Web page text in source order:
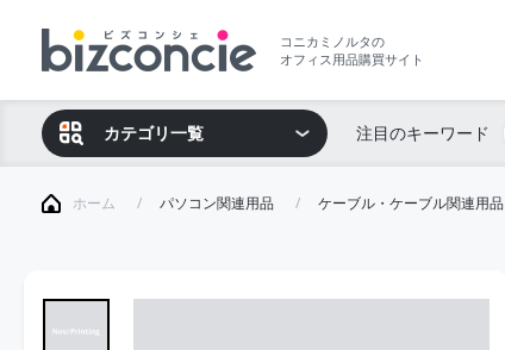
コニカミノルタの
オフィス用品購買サイト
カテゴリ一覧 注目のキーワード
ホーム パソコン関連用品 ケーブル・ケーブル関連用品